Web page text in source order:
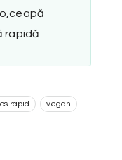
rapidă
rapid vegan